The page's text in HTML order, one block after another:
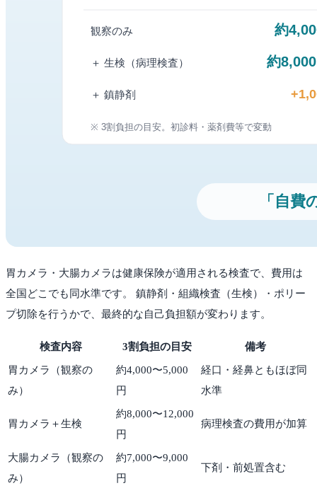
胃カメラ・大腸カメラは健康保険が適用される検査で、費用は
全国どこでも同水準です。 鎮静剤・組織検査（生検）・ポリー
プ切除を行うかで、最終的な自己負担額が変わります。
検査内容 3割負担の目安 備考
胃カメラ（観察の
み）
約4,000〜5,000
円
経口・経鼻ともほぼ同
水準
胃カメラ＋生検
約8,000〜12,000
円
病理検査の費用が加算
大腸カメラ（観察の
み）
約7,000〜9,000
円
下剤・前処置含む